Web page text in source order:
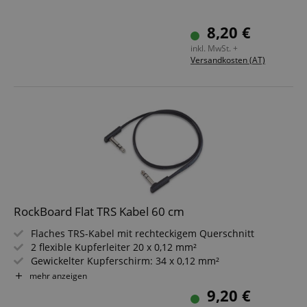
8,20 €
inkl. MwSt. +
Versandkosten (AT)
RockBoard Flat TRS Kabel 60 cm
Flaches TRS-Kabel mit rechteckigem Querschnitt
2 flexible Kupferleiter 20 x 0,12 mm²
Gewickelter Kupferschirm: 34 x 0,12 mm²
6,3 mm Stereo-Winkel-Klinkenstecker
mehr anzeigen
9,20 €